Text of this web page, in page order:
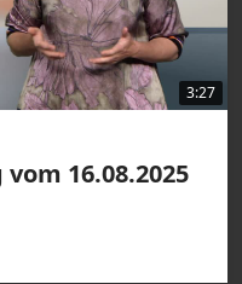
3:27
16.08.2025